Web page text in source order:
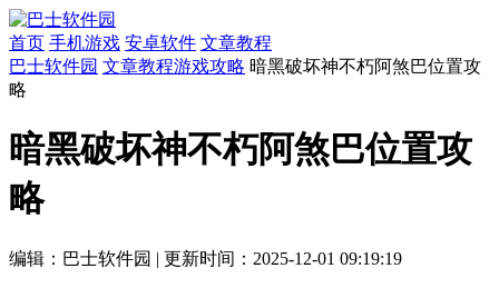
首页 手机游戏 安卓软件 文章教程
巴士软件园 文章教程游戏攻略 暗黑破坏神不朽阿煞巴位置攻
略
暗黑破坏神不朽阿煞巴位置攻
略
编辑：巴士软件园 | 更新时间：2025-12-01 09:19:19